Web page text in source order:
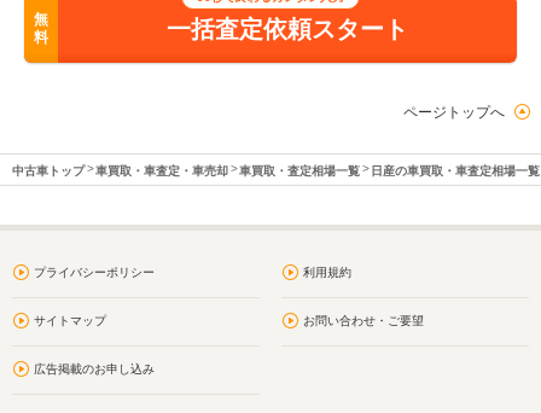
無
料
一括査定依頼スタート
ページトップへ
中古車トップ 車買取・車査定・車売却 車買取・査定相場一覧 日産の車買取・車査定相場一覧
プライバシーポリシー 利用規約
サイトマップ お問い合わせ・ご要望
広告掲載のお申し込み